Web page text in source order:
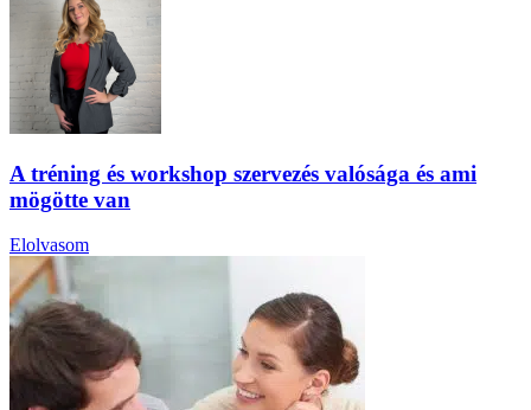
A tréning és workshop szervezés valósága és ami
mögötte van
Elolvasom